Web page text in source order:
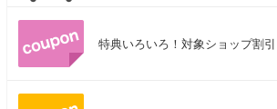
特典いろいろ！対象ショップ割